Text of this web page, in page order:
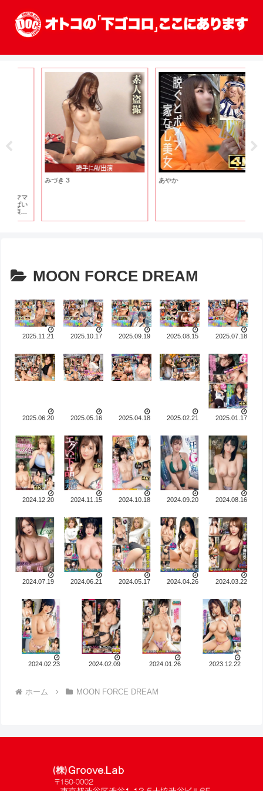
みづき 3
MOON FORCE DREAM
2025.11.21 2025.10.17 2025.09.19 2025.08.15 2025.07.18
2025.06.20 2025.05.16 2025.04.18 2025.02.21 2025.01.17
2024.12.20 2024.11.15 2024.10.18 2024.09.20 2024.08.16
2024.07.19 2024.06.21 2024.05.17 2024.04.26 2024.03.22
2024.02.23 2024.02.09 2024.01.26 2023.12.22
ホーム MOON FORCE DREAM